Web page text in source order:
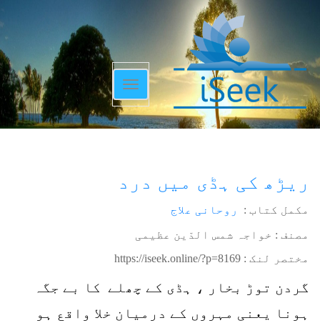
Toggle
navigation
ریڑھ کی ہڈی میں درد
مکمل کتاب : روحانی علاج
مصنف : خواجہ شمس الدّین عظیمی
مختصر لنک : https://iseek.online/?p=8169
گردن توڑ بخار ، ہڈی کے چھلے کا بے جگہ
ہونا یعنی مہروں کے درمیان خلا واقع ہو